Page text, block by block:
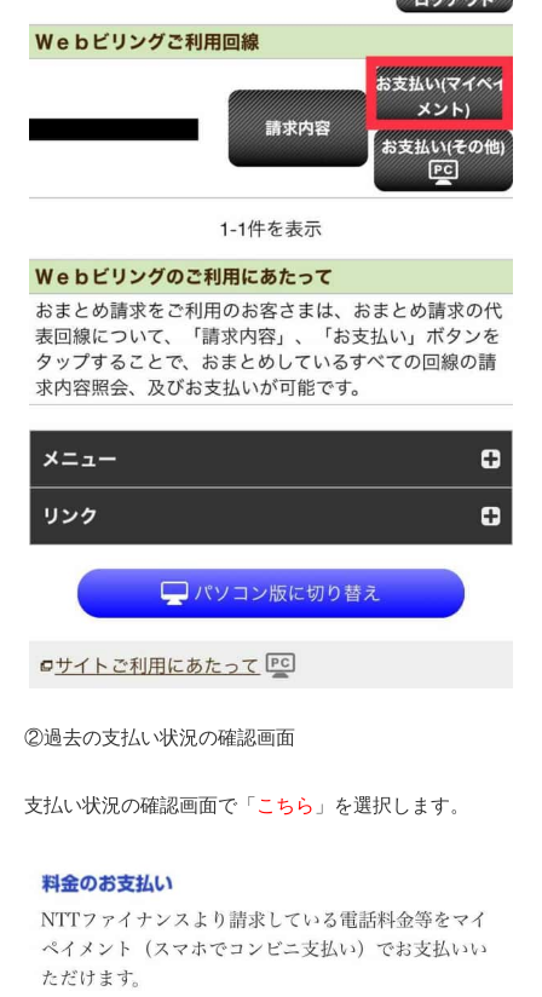
②過去の支払い状況の確認画面
支払い状況の確認画面で「 こちら 」を選択します。